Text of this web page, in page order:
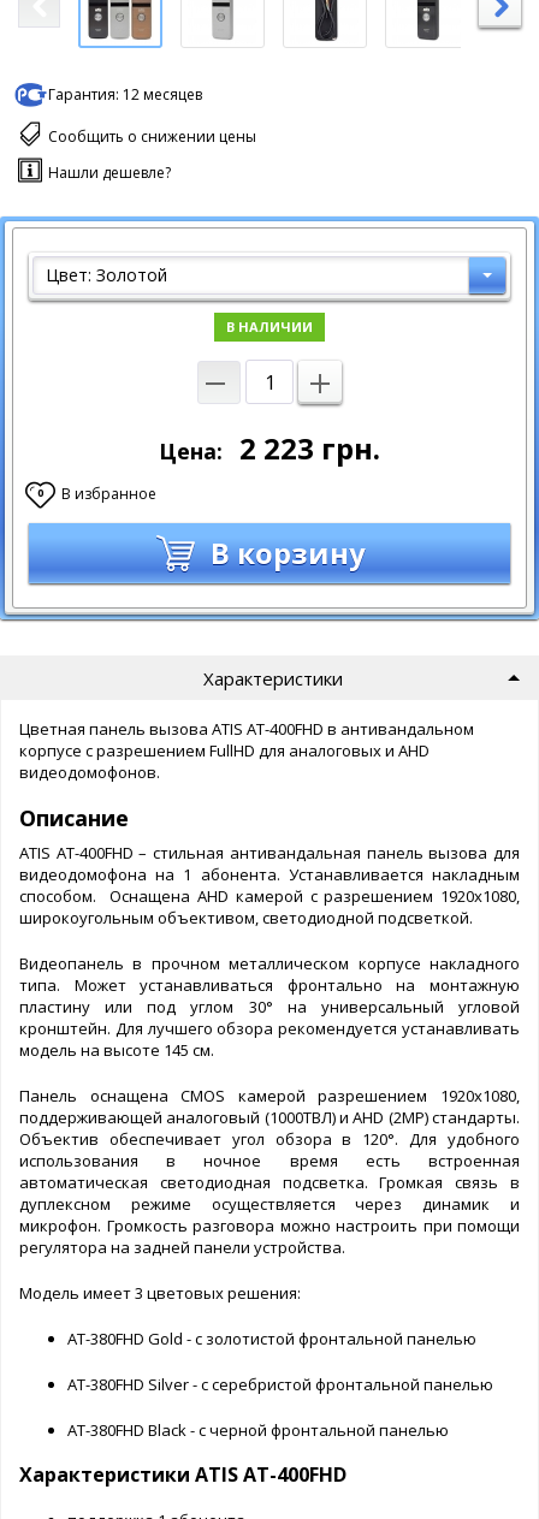
Гарантия: 12 месяцев
Сообщить о снижении цены
Нашли дешевле?
Цвет: Золотой
В НАЛИЧИИ
Цена: 2 223 грн.
0 В избранное
В корзину
Характеристики
Цветная панель вызова ATIS AT-400FHD в антивандальном
корпусе с разрешением FullHD для аналоговых и AHD
видеодомофонов.
Описание
ATIS AT-400FHD – стильная антивандальная панель вызова для
видеодомофона на 1 абонента. Устанавливается накладным
способом. Оснащена AHD камерой с разрешением 1920x1080,
широкоугольным объективом, светодиодной подсветкой.
Видеопанель в прочном металлическом корпусе накладного
типа. Может устанавливаться фронтально на монтажную
пластину или под углом 30° на универсальный угловой
кронштейн. Для лучшего обзора рекомендуется устанавливать
модель на высоте 145 см.
Панель оснащена CMOS камерой разрешением 1920x1080,
поддерживающей аналоговый (1000TBЛ) и AHD (2МР) стандарты.
Объектив обеспечивает угол обзора в 120°. Для удобного
использования в ночное время есть встроенная
автоматическая светодиодная подсветка. Громкая связь в
дуплексном режиме осуществляется через динамик и
микрофон. Громкость разговора можно настроить при помощи
регулятора на задней панели устройства.
Модель имеет 3 цветовых решения:
AT-380FHD Gold - с золотистой фронтальной панелью
AT-380FHD Silver - с серебристой фронтальной панелью
AT-380FHD Black - с черной фронтальной панелью
Характеристики ATIS AT-400FHD